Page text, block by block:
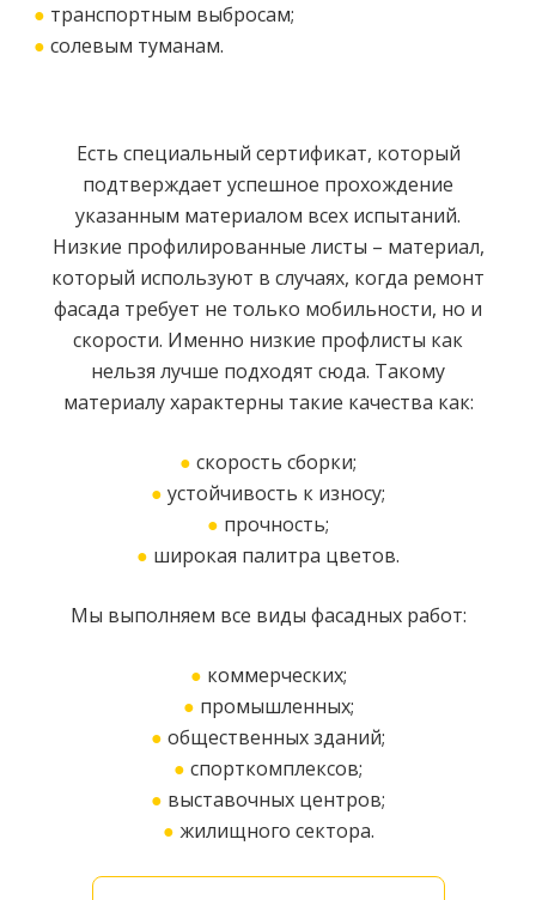
● транспортным выбросам;
● солевым туманам.
Есть специальный сертификат, который
подтверждает успешное прохождение
указанным материалом всех испытаний.
Низкие профилированные листы – материал,
который используют в случаях, когда ремонт
фасада требует не только мобильности, но и
скорости. Именно низкие профлисты как
нельзя лучше подходят сюда. Такому
материалу характерны такие качества как:
● скорость сборки;
● устойчивость к износу;
● прочность;
● широкая палитра цветов.
Мы выполняем все виды фасадных работ:
● коммерческих;
● промышленных;
● общественных зданий;
● спорткомплексов;
● выставочных центров;
● жилищного сектора.